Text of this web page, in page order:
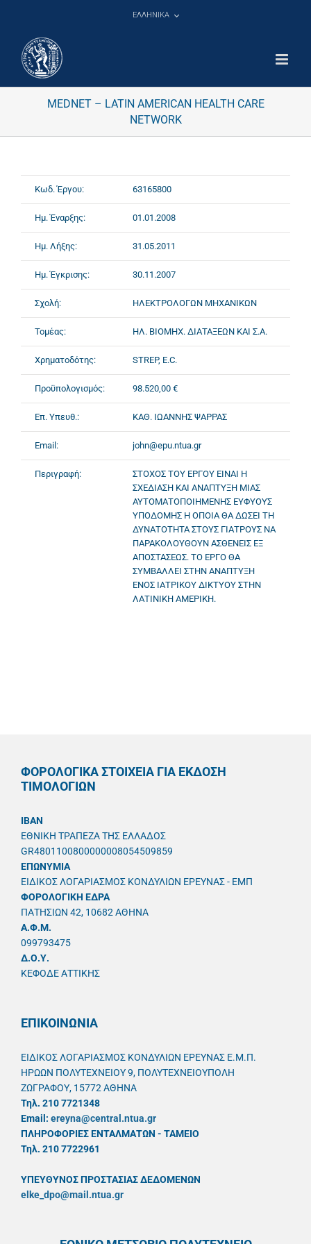
ΕΛΛΗΝΙΚΑ
MEDNET – LATIN AMERICAN HEALTH CARE
NETWORK
Κωδ. Έργου: 63165800
Ημ. Έναρξης: 01.01.2008
Ημ. Λήξης: 31.05.2011
Ημ. Έγκρισης: 30.11.2007
Σχολή: ΗΛΕΚΤΡΟΛΟΓΩΝ ΜΗΧΑΝΙΚΩΝ
Τομέας: ΗΛ. ΒΙΟΜΗΧ. ΔΙΑΤΑΞΕΩΝ ΚΑΙ Σ.Α.
Χρηματοδότης: STREP, E.C.
Προϋπολογισμός: 98.520,00 €
Επ. Υπευθ.: ΚΑΘ. ΙΩΑΝΝΗΣ ΨΑΡΡΑΣ
Email: john@epu.ntua.gr
Περιγραφή:
ΣΤΟΧΟΣ ΤΟΥ ΕΡΓΟΥ ΕΙΝΑΙ Η
ΣΧΕΔΙΑΣΗ ΚΑΙ ΑΝΑΠΤΥΞΗ ΜΙΑΣ
ΑΥΤΟΜΑΤΟΠΟΙΗΜΕΝΗΣ ΕΥΦΥΟΥΣ
ΥΠΟΔΟΜΗΣ Η ΟΠΟΙΑ ΘΑ ΔΩΣΕΙ ΤΗ
ΔΥΝΑΤΟΤΗΤΑ ΣΤΟΥΣ ΓΙΑΤΡΟΥΣ ΝΑ
ΠΑΡΑΚΟΛΟΥΘΟΥΝ ΑΣΘΕΝΕΙΣ ΕΞ
ΑΠΟΣΤΑΣΕΩΣ. ΤΟ ΕΡΓΟ ΘΑ
ΣΥΜΒΑΛΛΕΙ ΣΤΗΝ ΑΝΑΠΤΥΞΗ
ΕΝΟΣ ΙΑΤΡΙΚΟΥ ΔΙΚΤΥΟΥ ΣΤΗΝ
ΛΑΤΙΝΙΚΗ ΑΜΕΡΙΚΗ.
ΦΟΡΟΛΟΓΙΚΑ ΣΤΟΙΧΕΙΑ ΓΙΑ ΕΚΔΟΣΗ
ΤΙΜΟΛΟΓΙΩΝ
IBAN
ΕΘΝΙΚΗ ΤΡΑΠΕΖΑ ΤΗΣ ΕΛΛΑΔΟΣ
GR4801100800000008054509859
ΕΠΩΝΥΜΙΑ
ΕΙΔΙΚΟΣ ΛΟΓΑΡΙΑΣΜΟΣ ΚΟΝΔΥΛΙΩΝ ΕΡΕΥΝΑΣ - ΕΜΠ
ΦΟΡΟΛΟΓΙΚΗ ΕΔΡΑ
ΠΑΤΗΣΙΩΝ 42, 10682 ΑΘΗΝΑ
A.Φ.Μ.
099793475
Δ.Ο.Υ.
ΚΕΦΟΔΕ ΑΤΤΙΚΗΣ
ΕΠΙΚΟΙΝΩΝΙΑ
ΕΙΔΙΚΟΣ ΛΟΓΑΡΙΑΣΜΟΣ ΚΟΝΔΥΛΙΩΝ ΕΡΕΥΝΑΣ Ε.Μ.Π.
ΗΡΩΩΝ ΠΟΛΥΤΕΧΝΕΙΟΥ 9, ΠΟΛΥΤΕΧΝΕΙΟΥΠΟΛΗ
ΖΩΓΡΑΦΟΥ, 15772 ΑΘΗΝΑ
Τηλ. 210 7721348
Email: ereyna@central.ntua.gr
ΠΛΗΡΟΦΟΡΙΕΣ ΕΝΤΑΛΜΑΤΩΝ - ΤΑΜΕΙΟ
Τηλ. 210 7722961
ΥΠΕΥΘYΝΟΣ ΠΡΟΣΤΑΣΙΑΣ ΔΕΔΟΜΕΝΩΝ
elke_dpo@mail.ntua.gr